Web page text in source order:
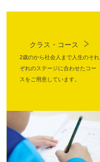
クラス・コース
2歳のから社会人まで人生のそれ
ぞれのステージに合わせたコー
スをご用意しています。